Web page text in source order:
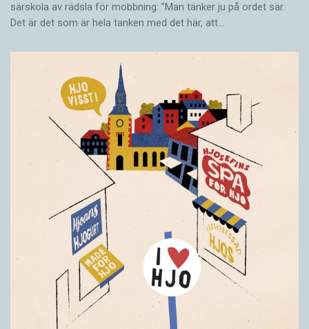
särskola av rädsla för mobbning: ”Man tänker ju på ordet sär.
Det är det som är hela tanken med det här, att…